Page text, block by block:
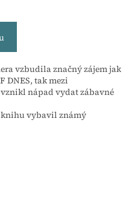
vzbudila značný zájem jak
tak mezi
vznikl nápad vydat zábavné
vybavil známý